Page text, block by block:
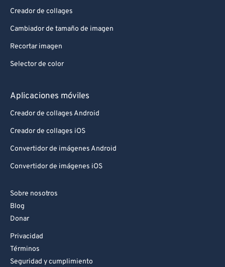
Creador de collages
Cambiador de tamaño de imagen
Recortar imagen
Selector de color
Aplicaciones móviles
Creador de collages Android
Creador de collages iOS
Convertidor de imágenes Android
Convertidor de imágenes iOS
Sobre nosotros
Blog
Donar
Privacidad
Términos
Seguridad y cumplimiento